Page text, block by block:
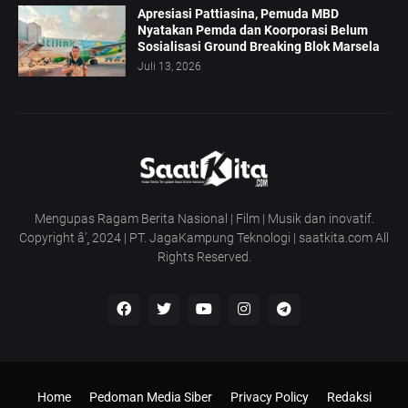
Apresiasi Pattiasina, Pemuda MBD
Nyatakan Pemda dan Koorporasi Belum
Sosialisasi Ground Breaking Blok Marsela
Juli 13, 2026
Mengupas Ragam Berita Nasional | Film | Musik dan inovatif.
Copyright â’¸ 2024 | PT. JagaKampung Teknologi | saatkita.com All
Rights Reserved.
Home Pedoman Media Siber Privacy Policy Redaksi